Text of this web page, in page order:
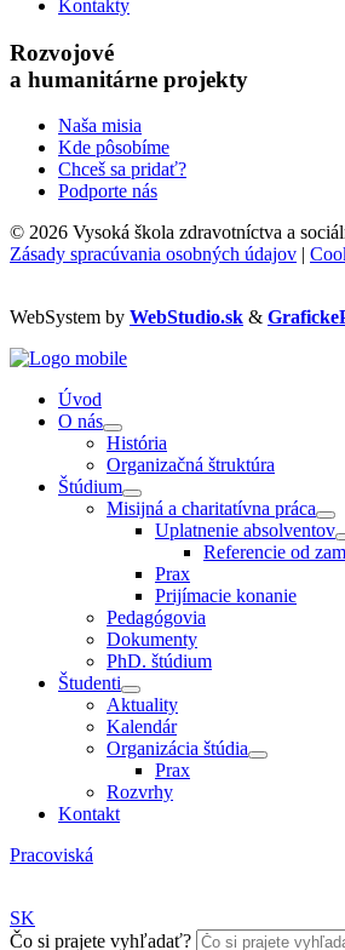
Kontakty
Rozvojové
a humanitárne projekty
Naša misia
Kde pôsobíme
Chceš sa pridať?
Podporte nás
© 2026 Vysoká škola zdravotníctva a
Zásady spracúvania osobných údajov |
WebSystem by WebStudio.sk &
Úvod
O nás
História
Organizačná štruktúra
Štúdium
Misijná a charitatívna práca
Uplatnenie absolventov
Referencie od
Prax
Prijímacie konanie
Pedagógovia
Dokumenty
PhD. štúdium
Študenti
Aktuality
Kalendár
Organizácia štúdia
Prax
Rozvrhy
Kontakt
Pracoviská
SK
Čo si prajete vyhľadať?